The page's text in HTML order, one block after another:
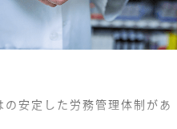
安定した労務管理体制があ